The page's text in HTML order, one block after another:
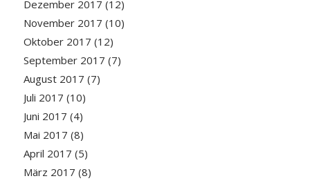
Dezember 2017 (12)
November 2017 (10)
Oktober 2017 (12)
September 2017 (7)
August 2017 (7)
Juli 2017 (10)
Juni 2017 (4)
Mai 2017 (8)
April 2017 (5)
März 2017 (8)